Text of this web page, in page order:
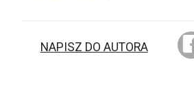
NAPISZ DO AUTORA